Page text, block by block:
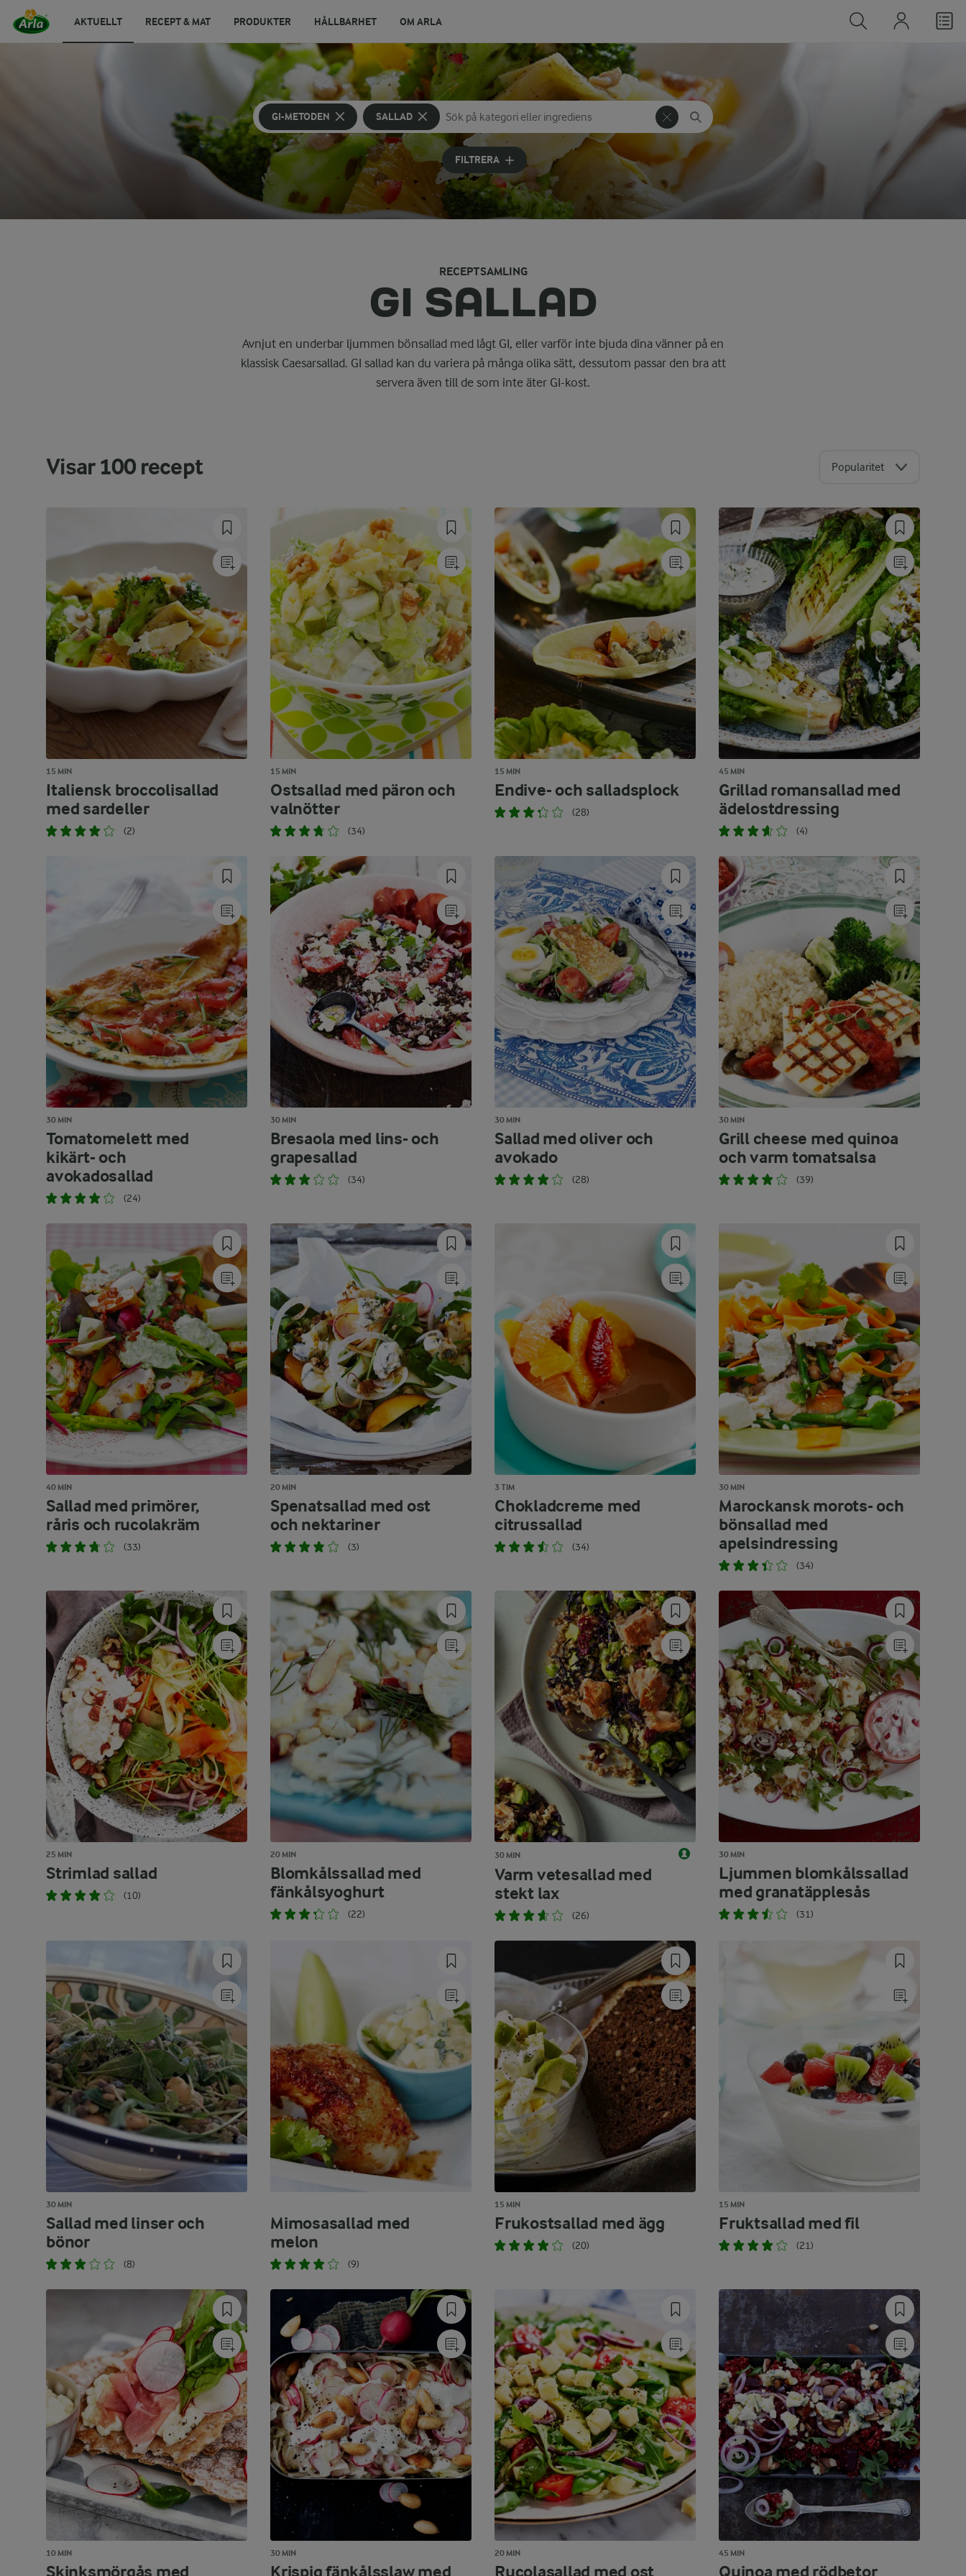
AKTUELLT RECEPT & MAT PRODUKTER HÅLLBARHET OM ARLA
GI-METODEN SALLAD
Sök på kategori eller ingrediens
Skriv in sökord för att få förslag
FILTRERA
RECEPTSAMLING
GI SALLAD
Avnjut en underbar ljummen bönsallad med lågt GI, eller varför inte bjuda dina vänner på en
klassisk Caesarsallad. GI sallad kan du variera på många olika sätt, dessutom passar den bra att
servera även till de som inte äter GI-kost.
Visar100 recept Popularitet
15 MIN
Italiensk broccolisallad
med sardeller
(2)
15 MIN
Ostsallad med päron och
valnötter
(34)
15 MIN
Endive- och salladsplock
(28)
45 MIN
Grillad romansallad med
ädelostdressing
(4)
30 MIN
Tomatomelett med
kikärt- och
avokadosallad
(24)
30 MIN
Bresaola med lins- och
grapesallad
(34)
30 MIN
Sallad med oliver och
avokado
(28)
30 MIN
Grill cheese med quinoa
och varm tomatsalsa
(39)
40 MIN
Sallad med primörer,
råris och rucolakräm
(33)
20 MIN
Spenatsallad med ost
och nektariner
(3)
3 TIM
Chokladcreme med
citrussallad
(34)
30 MIN
Marockansk morots- och
bönsallad med
apelsindressing
(34)
25 MIN
Strimlad sallad
(10)
20 MIN
Blomkålssallad med
fänkålsyoghurt
(22)
30 MIN
Varm vetesallad med
stekt lax
(26)
30 MIN
Ljummen blomkålssallad
med granatäpplesås
(31)
30 MIN
Sallad med linser och
bönor
(8)
Mimosasallad med
melon
(9)
15 MIN
Frukostsallad med ägg
(20)
15 MIN
Fruktsallad med fil
(21)
10 MIN
Skinksmörgås med
30 MIN
Krispig fänkålsslaw med
20 MIN
Rucolasallad med ost
45 MIN
Quinoa med rödbetor